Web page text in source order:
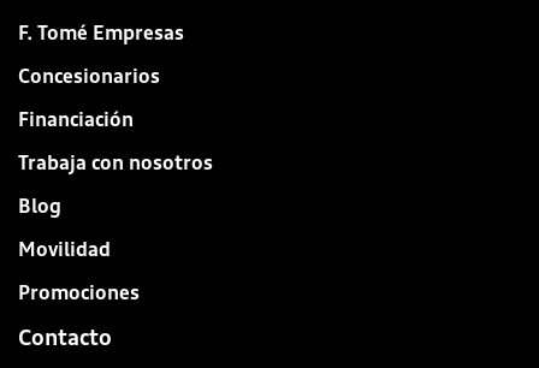
F. Tomé Empresas
Concesionarios
Financiación
Trabaja con nosotros
Blog
Movilidad
Promociones
Contacto